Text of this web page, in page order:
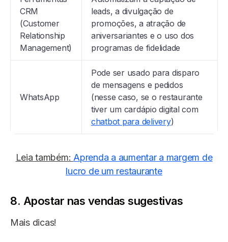
CRM
(Customer
Relationship
Management)
leads, a divulgação de
promoções, a atração de
aniversariantes e o uso dos
programas de fidelidade
WhatsApp
Pode ser usado para disparo
de mensagens e pedidos
(nesse caso, se o restaurante
tiver um cardápio digital com
chatbot para delivery)
Leia também:Aprenda a aumentar a margem de
lucro de um restaurante
8. Apostar nas vendas sugestivas
Mais dicas!